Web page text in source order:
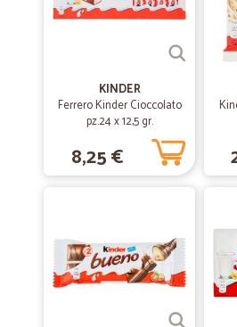
KINDER
Ferrero Kinder Cioccolato
pz.24 x 12,5 gr.
8,25 €